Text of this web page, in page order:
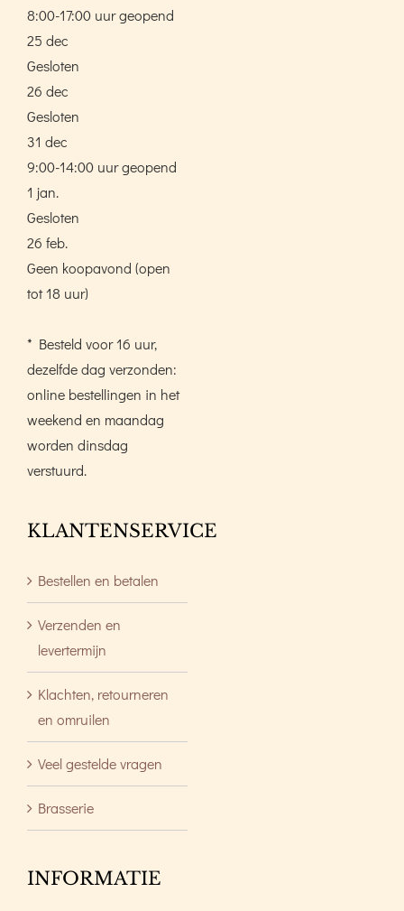
8:00-17:00 uur geopend
25 dec
Gesloten
26 dec
Gesloten
31 dec
9:00-14:00 uur geopend
1 jan.
Gesloten
26 feb.
Geen koopavond (open
tot 18 uur)
* Besteld voor 16 uur,
dezelfde dag verzonden:
online bestellingen in het
weekend en maandag
worden dinsdag
verstuurd.
KLANTENSERVICE
Bestellen en betalen
Verzenden en
levertermijn
Klachten, retourneren
en omruilen
Veel gestelde vragen
Brasserie
INFORMATIE